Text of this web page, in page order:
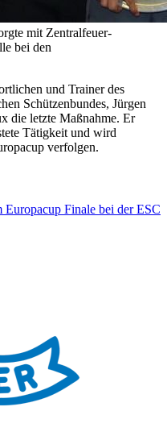
mit Zentralfeuer-
bei den
und Trainer des
Schützenbundes, Jürgen
die letzte Maßnahme. Er
Tätigkeit und wird
verfolgen.
Finale bei der ESC